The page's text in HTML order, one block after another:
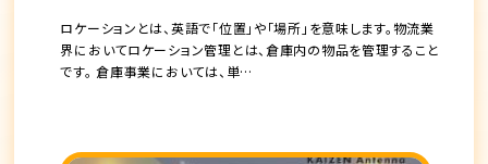
ロケーションとは、英語で「位置」や「場所」を意味します。物流業
界においてロケーション管理とは、倉庫内の物品を管理すること
です。 倉庫事業においては、単…